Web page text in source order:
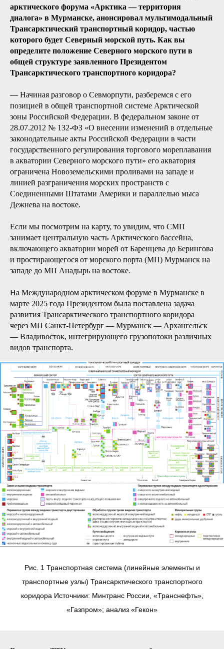
арктического форума «Арктика — территория
диалога» в Мурманске, анонсировал мультимодальный
Трансарктический транспортный коридор, частью
которого будет Северный морской путь. Как вы
определите положение Северного морского пути в
общей структуре заявленного Президентом
Трансарктического транспортного коридора?
— Начиная разговор о Севморпути, разберемся с его
позицией в общей транспортной системе Арктической
зоны Российской Федерации. В федеральном законе от
28.07.2012 № 132-ФЗ «О внесении изменений в отдельные
законодательные акты Российской Федерации в части
государственного регулирования торгового мореплавания
в акватории Северного морского пути» его акватория
ограничена Новоземельскими проливами на западе и
линией разграничения морских пространств с
Соединенными Штатами Америки и параллелью мыса
Дежнева на востоке.
Если мы посмотрим на карту, то увидим, что СМП
занимает центральную часть Арктического бассейна,
включающего акватории морей от Баренцева до Берингова
и простирающегося от морского порта (МП) Мурманск на
западе до МП Анадырь на востоке.
На Международном арктическом форуме в Мурманске в
марте 2025 года Президентом была поставлена задача
развития Трансарктического транспортного коридора
через МП Санкт-Петербург — Мурманск — Архангельск
— Владивосток, интегрирующего грузопотоки различных
видов транспорта.
Рис. 1 Транспортная система (линейные элементы и
транспортные узлы) Трансарктического транспортного
коридора Источники: Минтранс России, «Транснефть»,
«Газпром»; анализ «Гекон»